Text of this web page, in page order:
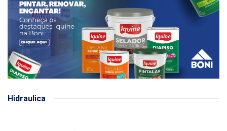
Hidraulica